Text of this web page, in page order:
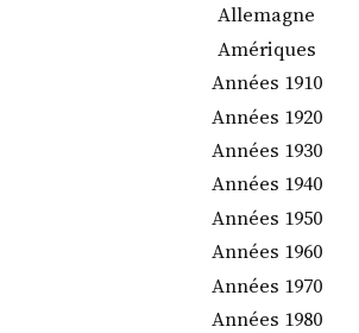
Allemagne
Amériques
Années 1910
Années 1920
Années 1930
Années 1940
Années 1950
Années 1960
Années 1970
Années 1980